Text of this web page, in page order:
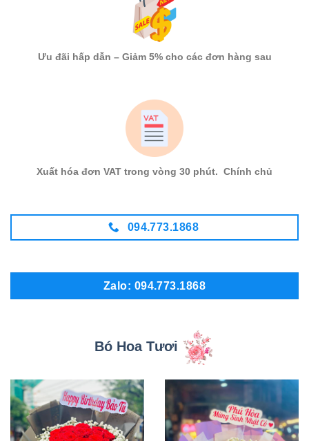
Ưu đãi hấp dẫn – Giảm 5% cho các đơn hàng sau
Xuất hóa đơn VAT trong vòng 30 phút. Chính chủ
094.773.1868
Zalo: 094.773.1868
Bó Hoa Tươi